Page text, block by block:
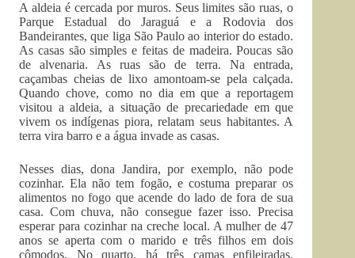
A aldeia é cercada por muros. Seus limites são ruas, o
Parque Estadual do Jaraguá e a Rodovia dos
Bandeirantes, que liga São Paulo ao interior do estado.
As casas são simples e feitas de madeira. Poucas são
de alvenaria. As ruas são de terra. Na entrada,
caçambas cheias de lixo amontoam-se pela calçada.
Quando chove, como no dia em que a reportagem
visitou a aldeia, a situação de precariedade em que
vivem os indígenas piora, relatam seus habitantes. A
terra vira barro e a água invade as casas.
Nesses dias, dona Jandira, por exemplo, não pode
cozinhar. Ela não tem fogão, e costuma preparar os
alimentos no fogo que acende do lado de fora de sua
casa. Com chuva, não consegue fazer isso. Precisa
esperar para cozinhar na creche local. A mulher de 47
anos se aperta com o marido e três filhos em dois
cômodos. No quarto, há três camas enfileiradas,